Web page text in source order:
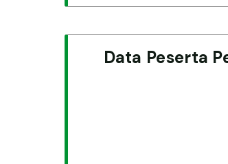
Data Peserta